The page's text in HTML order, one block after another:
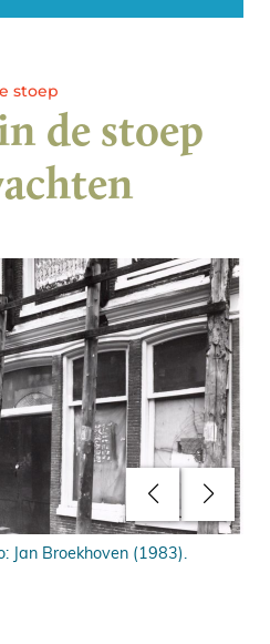
stoep
de stoep
Jan Broekhoven (1983).